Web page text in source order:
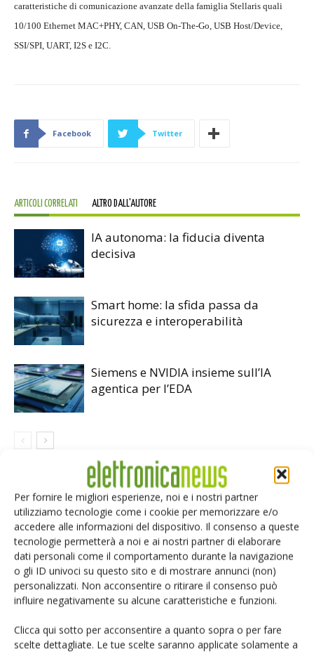
Per fornire le migliori esperienze, noi e i nostri partner
utilizziamo tecnologie come i cookie per memorizzare e/o
accedere alle informazioni del dispositivo. Il consenso a queste
tecnologie permetterà a noi e ai nostri partner di elaborare
dati personali come il comportamento durante la navigazione
o gli ID univoci su questo sito e di mostrare annunci (non)
personalizzati. Non acconsentire o ritirare il consenso può
influire negativamente su alcune caratteristiche e funzioni.
Clicca qui sotto per acconsentire a quanto sopra o per fare
scelte dettagliate. Le tue scelte saranno applicate solamente a
caratteristiche di comunicazione avanzate della famiglia Stellaris quali
10/100 Ethernet MAC+PHY, CAN, USB On-The-Go, USB Host/Device,
SSI/SPI, UART, I2S e I2C.
Facebook Twitter
ARTICOLI CORRELATI ALTRO DALL'AUTORE
IA autonoma: la fiducia diventa
decisiva
Smart home: la sfida passa da
sicurezza e interoperabilità
Siemens e NVIDIA insieme sull’IA
agentica per l’EDA
LASCIA UN COMMENTO